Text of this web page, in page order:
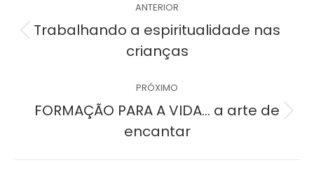
de
ANTERIOR
Post
anterior:
Trabalhando a espiritualidade nas
crianças
PRÓXIMO
Próximo
post:
FORMAÇÃO PARA A VIDA… a arte de
encantar